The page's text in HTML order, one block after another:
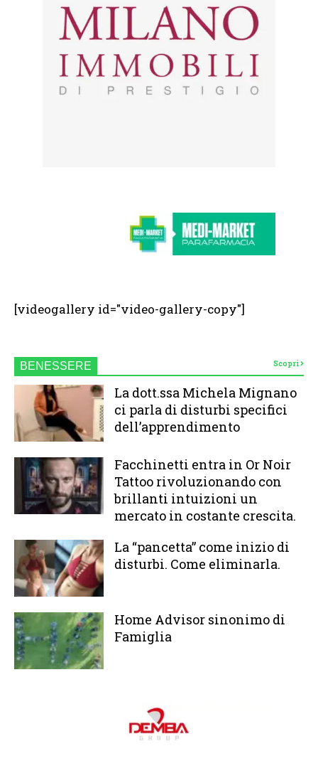
[videogallery id="video-gallery-copy"]
BENESSERE Scopri
La dott.ssa Michela Mignano
ci parla di disturbi specifici
dell’apprendimento
Facchinetti entra in Or Noir
Tattoo rivoluzionando con
brillanti intuizioni un
mercato in costante crescita.
La “pancetta” come inizio di
disturbi. Come eliminarla.
Home Advisor sinonimo di
Famiglia